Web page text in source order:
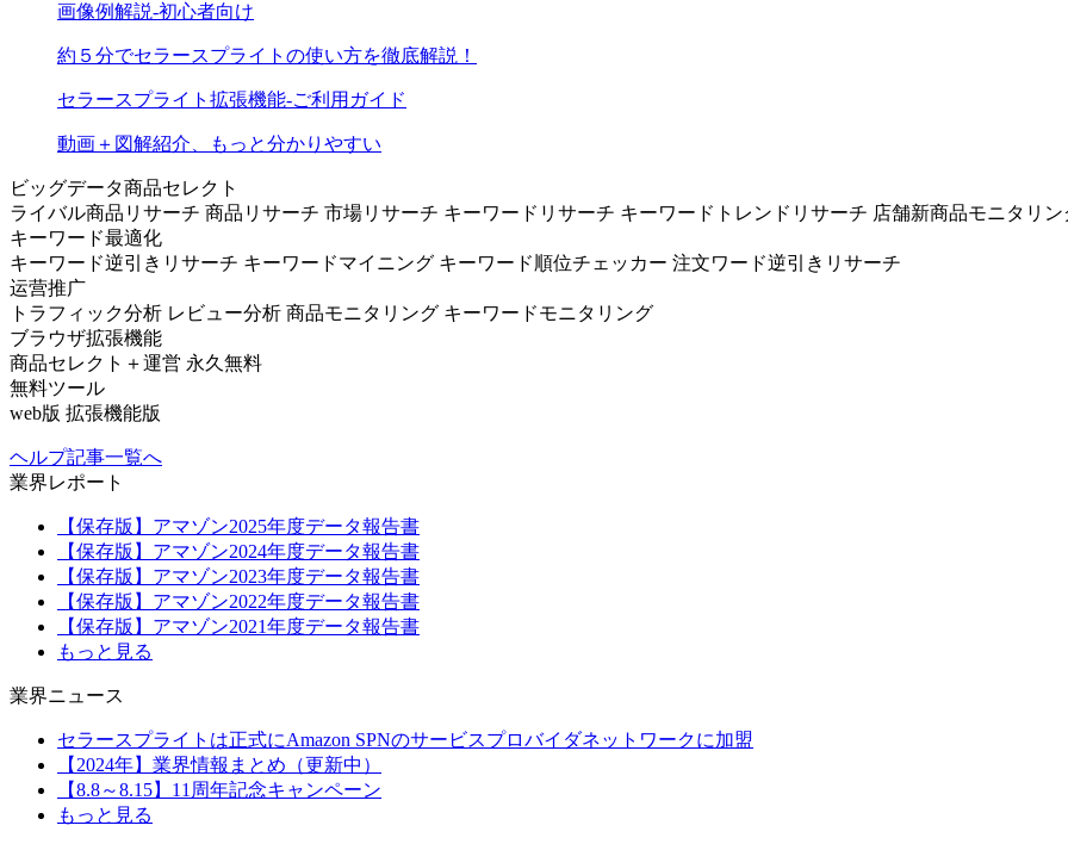
画像例解説-初心者向け
約５分でセラースプライトの使い方を徹底解説！
セラースプライト拡張機能-ご利用ガイド
動画＋図解紹介、もっと分かりやすい
ビッグデータ商品セレクト
ライバル商品リサーチ 商品リサーチ 市場リサーチ キーワードリサーチ キーワードトレンドリサーチ 店舗新商品モニタリン
キーワード最適化
キーワード逆引きリサーチ キーワードマイニング キーワード順位チェッカー 注文ワード逆引きリサーチ
运营推广
トラフィック分析 レビュー分析 商品モニタリング キーワードモニタリング
ブラウザ拡張機能
商品セレクト＋運営 永久無料
無料ツール
web版 拡張機能版
ヘルプ記事一覧へ
業界レポート
【保存版】アマゾン2025年度データ報告書
【保存版】アマゾン2024年度データ報告書
【保存版】アマゾン2023年度データ報告書
【保存版】アマゾン2022年度データ報告書
【保存版】アマゾン2021年度データ報告書
もっと見る
業界ニュース
セラースプライトは正式にAmazon SPNのサービスプロバイダネットワークに加盟
【2024年】業界情報まとめ（更新中）
【8.8～8.15】11周年記念キャンペーン
もっと見る